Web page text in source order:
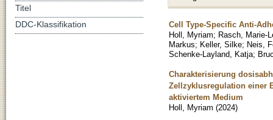
Cell Type-Specific Anti-
Holl, Myriam; Rasch, Marie-
Markus; Keller, Silke; Neis,
Schenke-Layland, Katja;
Charakterisierung
Zellzyklusregulation einer
aktiviertem Medium
Holl, Myriam (2024)
Titel
DDC-Klassifikation